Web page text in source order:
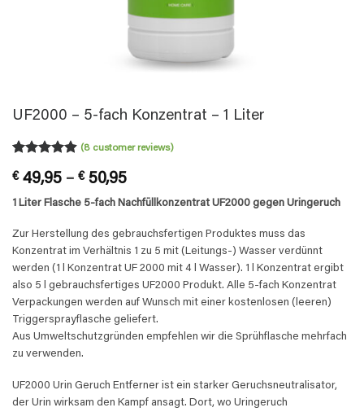
UF2000 – 5-fach Konzentrat – 1 Liter
out of 5
customer
(8customer reviews)
€49,95 – €50,95Price
range:
€ 49,95
through
€ 50,95
1 Liter Flasche 5-fach Nachfüllkonzentrat UF2000 gegen Uringeruch
Zur Herstellung des gebrauchsfertigen Produktes muss das
Konzentrat im Verhältnis 1 zu 5 mit (Leitungs-) Wasser verdünnt
werden (1 l Konzentrat UF 2000 mit 4 l Wasser). 1 l Konzentrat ergibt
also 5 l gebrauchsfertiges UF2000 Produkt. Alle 5-fach Konzentrat
Verpackungen werden auf Wunsch mit einer kostenlosen (leeren)
Triggersprayflasche geliefert.
Aus Umweltschutzgründen empfehlen wir die Sprühflasche mehrfach
zu verwenden.
UF2000 Urin Geruch Entferner ist ein starker Geruchsneutralisator,
der Urin wirksam den Kampf ansagt. Dort, wo Uringeruch